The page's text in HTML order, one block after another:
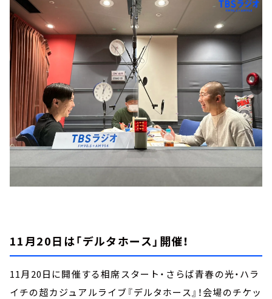
11月20日は「デルタホース」開催！
11月20日に開催する相席スタート・さらば青春の光・ハラ
イチの超カジュアルライブ『デルタホース』！会場のチケッ